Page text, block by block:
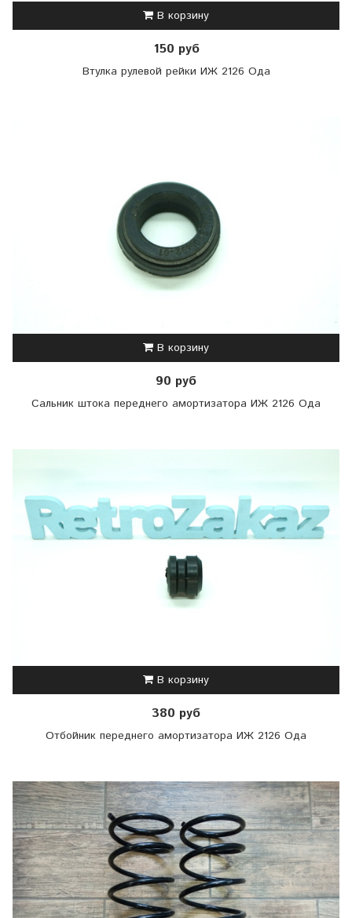
В корзину
150 руб
Втулка рулевой рейки ИЖ 2126 Ода
В корзину
90 руб
Сальник штока переднего амортизатора ИЖ 2126 Ода
В корзину
380 руб
Отбойник переднего амортизатора ИЖ 2126 Ода